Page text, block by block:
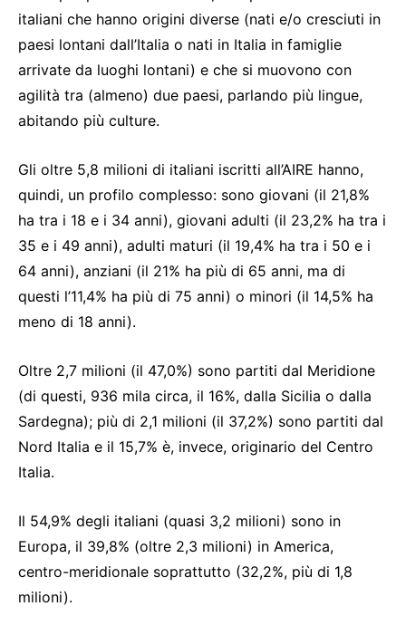
italiani che hanno origini diverse (nati e/o cresciuti in
paesi lontani dall’Italia o nati in Italia in famiglie
arrivate da luoghi lontani) e che si muovono con
agilità tra (almeno) due paesi, parlando più lingue,
abitando più culture.
Gli oltre 5,8 milioni di italiani iscritti all’AIRE hanno,
quindi, un profilo complesso: sono giovani (il 21,8%
ha tra i 18 e i 34 anni), giovani adulti (il 23,2% ha tra i
35 e i 49 anni), adulti maturi (il 19,4% ha tra i 50 e i
64 anni), anziani (il 21% ha più di 65 anni, ma di
questi l’11,4% ha più di 75 anni) o minori (il 14,5% ha
meno di 18 anni).
Oltre 2,7 milioni (il 47,0%) sono partiti dal Meridione
(di questi, 936 mila circa, il 16%, dalla Sicilia o dalla
Sardegna); più di 2,1 milioni (il 37,2%) sono partiti dal
Nord Italia e il 15,7% è, invece, originario del Centro
Italia.
Il 54,9% degli italiani (quasi 3,2 milioni) sono in
Europa, il 39,8% (oltre 2,3 milioni) in America,
centro-meridionale soprattutto (32,2%, più di 1,8
milioni).